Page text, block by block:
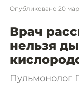
Опубликовано 20
Врач
нельзя
Пульмонолог